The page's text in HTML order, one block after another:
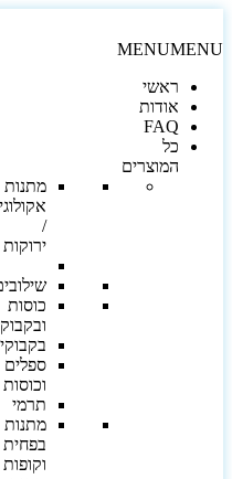
MENU
ראשי
אודות
FAQ
כל
המוצרים
מתנות
אקולוגיות
ירוקות
שילובים
כוסות
ובקבוקים
בקבוקים
ספלים
וכוסות
תרמי
מתנות
בפחית
וקופות